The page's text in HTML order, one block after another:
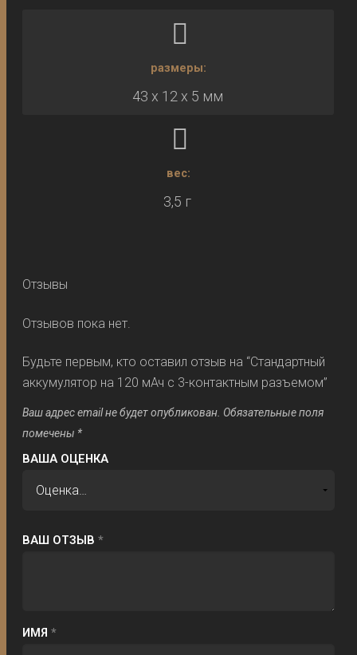
размеры:
43 х 12 х 5 мм
вес:
3,5 г
Отзывы
Отзывов пока нет.
Будьте первым, кто оставил отзыв на “Стандартный
аккумулятор на 120 мАч с 3-контактным разъемом”
Ваш адрес email не будет опубликован. Обязательные поля
помечены *
ВАША ОЦЕНКА
ВАШ ОТЗЫВ*
ИМЯ*